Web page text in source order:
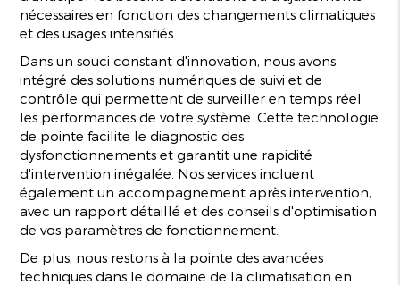
nécessaires en fonction des changements climatiques
et des usages intensifiés.
Dans un souci constant d'innovation, nous avons
intégré des solutions numériques de suivi et de
contrôle qui permettent de surveiller en temps réel
les performances de votre système. Cette technologie
de pointe facilite le diagnostic des
dysfonctionnements et garantit une rapidité
d'intervention inégalée. Nos services incluent
également un accompagnement après intervention,
avec un rapport détaillé et des conseils d'optimisation
de vos paramètres de fonctionnement.
De plus, nous restons à la pointe des avancées
techniques dans le domaine de la climatisation en